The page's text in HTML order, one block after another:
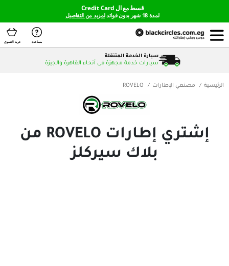
لمزيد من التفاصيل
سيارة الخدمة المتنقلة
سيارات خدمة مجهزة فى أنحاء القاهرة والجيزة
ROVELO
إشتري إطارات ROVELO من
بلاك سيركلز